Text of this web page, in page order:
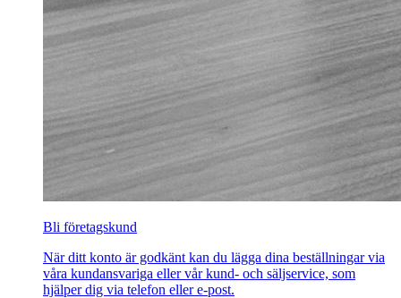
Bli företagskund
När ditt konto är godkänt kan du lägga dina beställningar via
våra kundansvariga eller vår kund- och säljservice, som
hjälper dig via telefon eller e-post.